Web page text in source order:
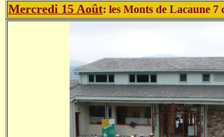
Mercredi 15 Août: les Monts de Lacaune 7